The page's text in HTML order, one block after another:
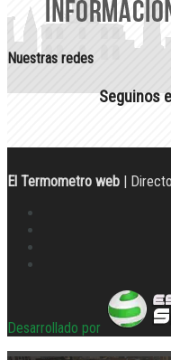
Nuestras redes
Seguinos
El Termometro web |
Desarrollado por